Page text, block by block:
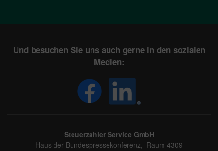
Und besuchen Sie uns auch gerne in den sozialen
Medien:
Steuerzahler Service GmbH
Haus der Bundespressekonferenz, Raum 4309